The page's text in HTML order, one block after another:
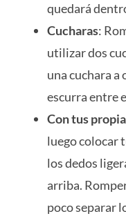
quedará
Cucharas:
utilizar dos
una cuchara a
escurra entre
Con tus
luego colocar
los dedos
arriba.
poco separar